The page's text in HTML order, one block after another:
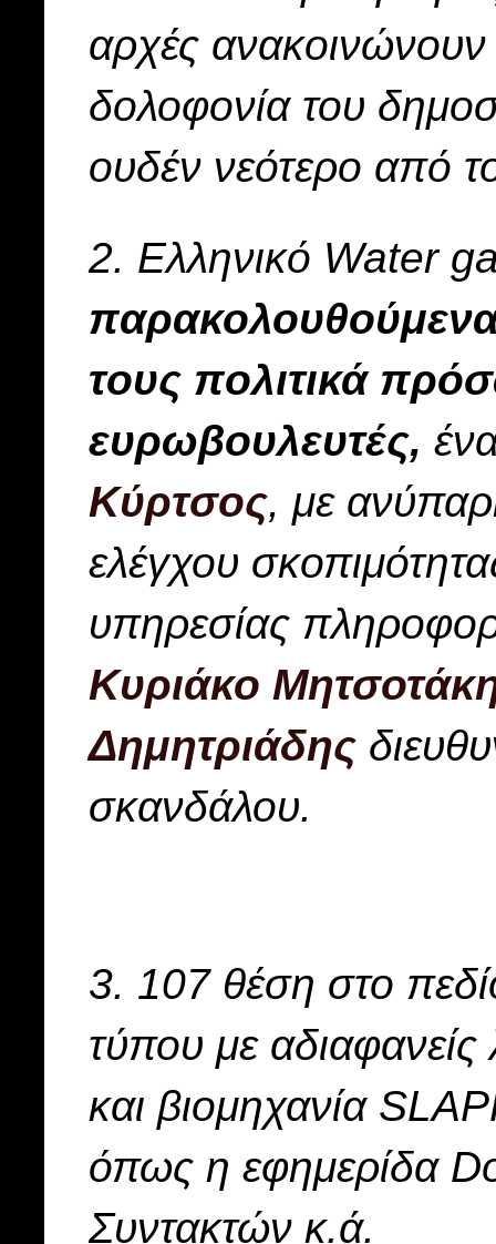
αρχές
δολοφονία του
ουδέν νεότερο από
2. Ελληνικό Water
τους πολιτικά
ευρωβουλευτές,
Κύρτσος, με
ελέγχου
υπηρεσίας
Κυριάκο
Δημητριάδης
σκανδάλου.
3. 107 θέση στο
τύπου με αδιαφανείς
και βιομηχανία
όπως η εφημερίδα
Συντακτών κ.ά.